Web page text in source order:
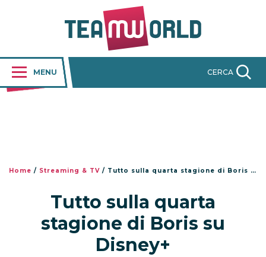
MENU CERCA
Home / Streaming & TV / Tutto sulla quarta stagione di Boris su Disney+
Tutto sulla quarta
stagione di Boris su
Disney+